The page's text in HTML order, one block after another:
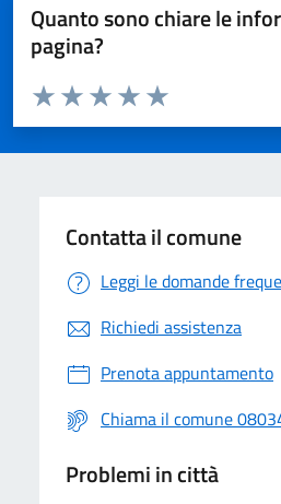
Quanto sono chiare le
pagina?
Valuta da 1 a 5 stelle la pagina
Valuta 5 stelle su
Valuta 4 stelle su 5
Valuta 3 stelle su 5
Valuta 2 stelle su 5
Valuta 1 stelle su 5
Contatta il comune
Leggi le domande
Richiedi assistenza
Prenota appuntamento
Chiama il comune
Problemi in città